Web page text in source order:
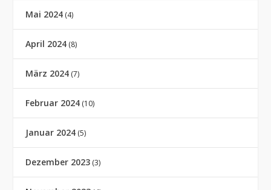
Mai 2024 (4)
April 2024 (8)
März 2024 (7)
Februar 2024 (10)
Januar 2024 (5)
Dezember 2023 (3)